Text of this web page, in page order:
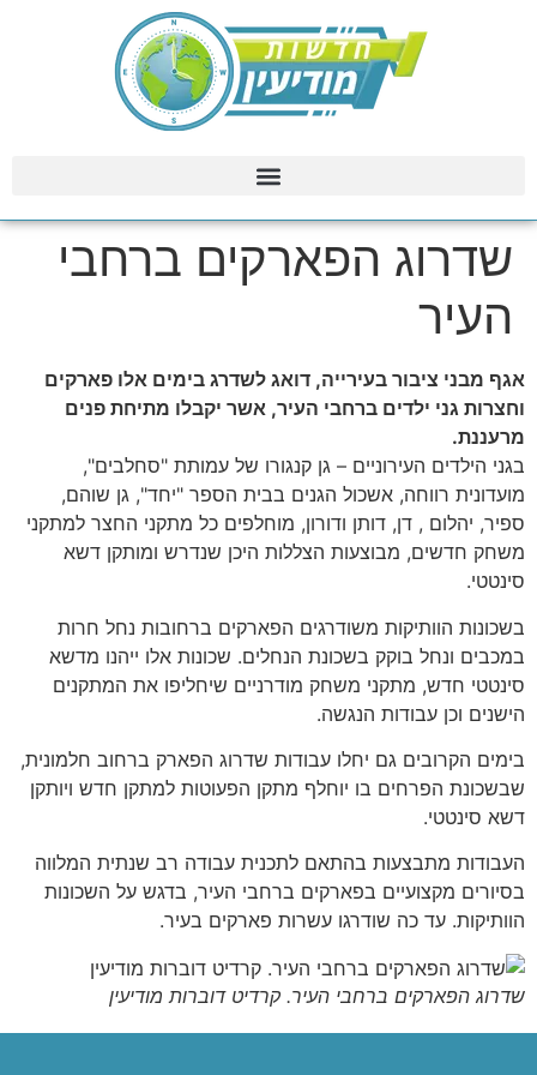
שדרוג הפארקים ברחבי
העיר
אגף מבני ציבור בעירייה, דואג לשדרג בימים אלו פארקים
וחצרות גני ילדים ברחבי העיר, אשר יקבלו מתיחת פנים
מרעננת.
בגני הילדים העירוניים – גן קנגורו של עמותת "סחלבים",
מועדונית רווחה, אשכול הגנים בבית הספר "יחד", גן שוהם,
ספיר, יהלום , דן, דותן ודורון, מוחלפים כל מתקני החצר למתקני
משחק חדשים, מבוצעות הצללות היכן שנדרש ומותקן דשא
סינטטי.
בשכונות הוותיקות משודרגים הפארקים ברחובות נחל חרות
במכבים ונחל בוקק בשכונת הנחלים. שכונות אלו ייהנו מדשא
סינטטי חדש, מתקני משחק מודרניים שיחליפו את המתקנים
הישנים וכן עבודות הנגשה.
בימים הקרובים גם יחלו עבודות שדרוג הפארק ברחוב חלמונית,
שבשכונת הפרחים בו יוחלף מתקן הפעוטות למתקן חדש ויותקן
דשא סינטטי.
העבודות מתבצעות בהתאם לתכנית עבודה רב שנתית המלווה
בסיורים מקצועיים בפארקים ברחבי העיר, בדגש על השכונות
הוותיקות. עד כה שודרגו עשרות פארקים בעיר.
שדרוג הפארקים ברחבי העיר. קרדיט דוברות מודיעין